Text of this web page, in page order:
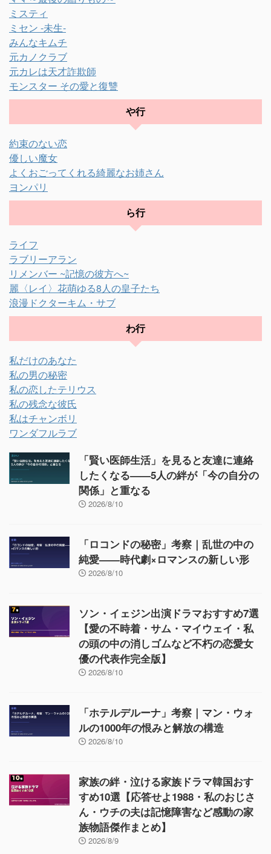
ミスティ
ミセン -未生-
みんなキムチ
元カノクラブ
元カレは天才詐欺師
モンスター その愛と復讐
や行
約束のない恋
優しい魔女
よくおごってくれる綺麗なお姉さん
ヨンパリ
ら行
ライフ
ラブリーアラン
リメンバー ~記憶の彼方へ~
麗〈レイ〉花萌ゆる8人の皇子たち
浪漫ドクターキム・サブ
わ行
私だけのあなた
私の男の秘密
私の恋したテリウス
私の残念な彼氏
私はチャンボリ
ワンダフルラブ
「賢い医師生活」を見ると友達に連絡
したくなる——5人の絆が「今の自分の
関係」と重なる
2026/8/10
「ロコンドの秘密」考察｜乱世の中の
純愛——時代劇×ロマンスの新しい形
2026/8/10
ソン・イェジン出演ドラマおすすめ7選
【愛の不時着・サム・マイウェイ・私
の頭の中の消しゴムなど不朽の恋愛女
優の代表作完全版】
2026/8/10
「ホテルデルーナ」考察｜マン・ウォ
ルの1000年の恨みと解放の構造
2026/8/10
家族の絆・泣ける家族ドラマ韓国おす
すめ10選【応答せよ1988・私のおじさ
ん・ウチの夫は記憶障害など感動の家
族物語傑作まとめ】
2026/8/9